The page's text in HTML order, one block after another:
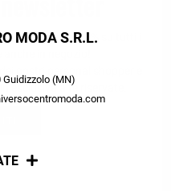
MODA S.R.L.
Guidizzolo (MN)
lo sconto del 20% su tutti i
in negozio!
esclusiva a te riservate.